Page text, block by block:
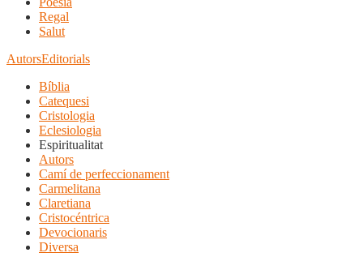
Regal
Salut
AutorsEditorials
Bíblia
Catequesi
Cristologia
Eclesiologia
Espiritualitat
Autors
Camí de perfeccionament
Carmelitana
Claretiana
Cristocéntrica
Devocionaris
Diversa